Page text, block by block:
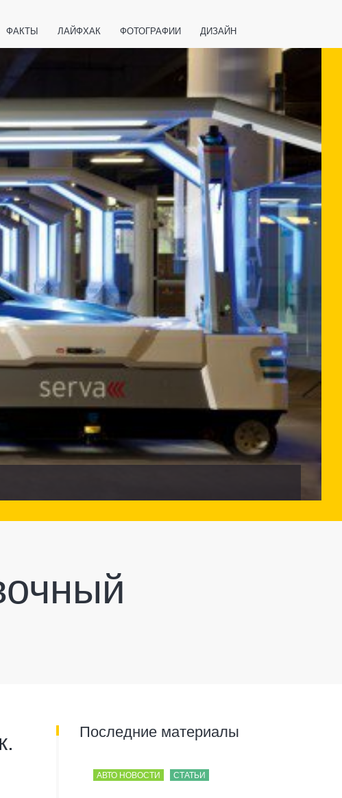
ФАКТЫ ЛАЙФХАК ФОТОГРАФИИ ДИЗАЙН
ПОЛЕЗНОЕ
Последние материалы
АВТО НОВОСТИ СТАТЬИ